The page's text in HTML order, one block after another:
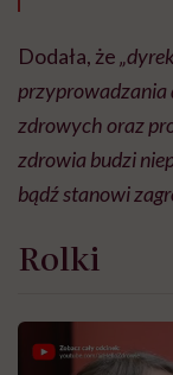
Dodała, że
przyprowadzania
zdrowych oraz
zdrowia budzi
bądź stanowi
Rolki